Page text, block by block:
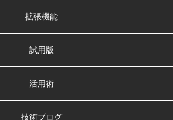
拡張機能
試用版
活用術
技術ブログ